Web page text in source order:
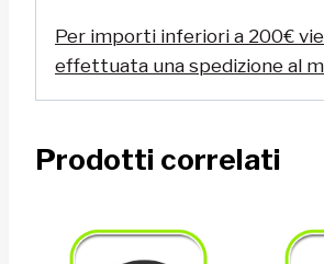
Per importi inferiori a 200€
effettuata una spedizione al
Prodotti correlati